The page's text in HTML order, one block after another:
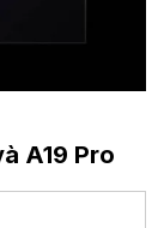
A19 Pro